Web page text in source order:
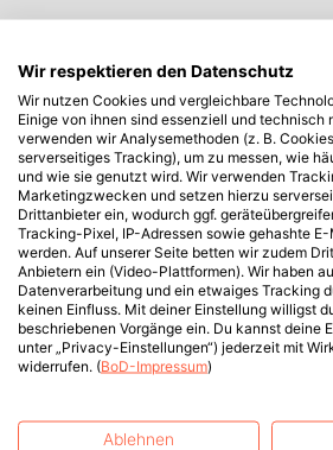
Wir respektieren den Datenschutz
Wir nutzen Cookies und vergleichbare
Einige von ihnen sind essenziell und technisch
verwenden wir Analysemethoden (z. B.
serverseitiges Tracking), um zu messen, wie
und wie sie genutzt wird. Wir verwenden
Marketingzwecken und setzen hierzu
Drittanbieter ein, wodurch ggf.
Tracking-Pixel, IP-Adressen sowie gehashte
werden. Auf unserer Seite betten wir zudem
Anbietern ein (Video-Plattformen). Wir haben
Datenverarbeitung und ein etwaiges Tracking
keinen Einfluss. Mit deiner Einstellung willigst
beschriebenen Vorgänge ein. Du kannst deine
unter „Privacy-Einstellungen“) jederzeit mit
widerrufen. (BoD-Impressum)
Ablehnen